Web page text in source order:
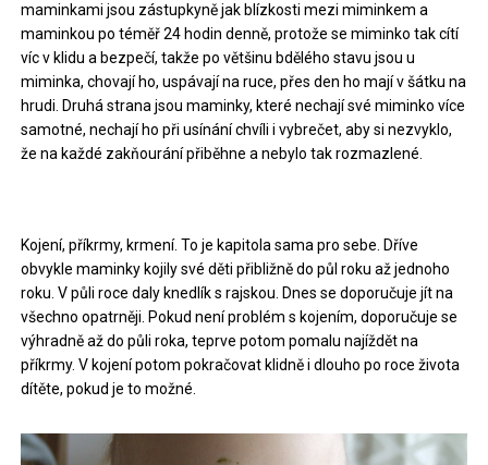
maminkami jsou zástupkyně jak blízkosti mezi miminkem a
maminkou po téměř 24 hodin denně, protože se miminko tak cítí
víc v klidu a bezpečí, takže po většinu bdělého stavu jsou u
miminka, chovají ho, uspávají na ruce, přes den ho mají v šátku na
hrudi. Druhá strana jsou maminky, které nechají své miminko více
samotné, nechají ho při usínání chvíli i vybrečet, aby si nezvyklo,
že na každé zakňourání přiběhne a nebylo tak rozmazlené.
Kojení, příkrmy, krmení. To je kapitola sama pro sebe. Dříve
obvykle maminky kojily své děti přibližně do půl roku až jednoho
roku. V půli roce daly knedlík s rajskou. Dnes se doporučuje jít na
všechno opatrněji. Pokud není problém s kojením, doporučuje se
výhradně až do půli roka, teprve potom pomalu najíždět na
příkrmy. V kojení potom pokračovat klidně i dlouho po roce života
dítěte, pokud je to možné.